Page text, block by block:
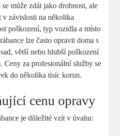
může zdát jako drobnost, ale
v závislosti na několika
poškození, typ vozidla a místo
lze často opravit doma s
větší nebo hlubší poškození
Ceny za profesionální služby se
do několika tisíc korun.
cenu opravy
je důležité vzít v úvahu: